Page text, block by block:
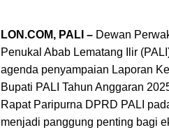
LON.COM, PALI – Dewan
Penukal Abab Lematang Ilir
agenda penyampaian Laporan
Bupati PALI Tahun Anggaran
Rapat Paripurna DPRD PALI
menjadi panggung penting bagi